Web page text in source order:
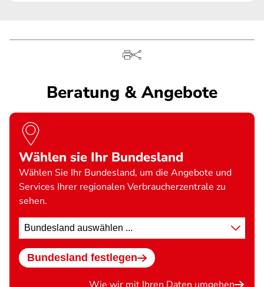
Beratung & Angebote
Wählen sie Ihr Bundesland
Wählen Sie Ihr Bundesland, um die Angebote und
Services Ihrer regionalen Verbraucherzentrale zu
sehen.
Standort
wählen
Bundesland festlegen